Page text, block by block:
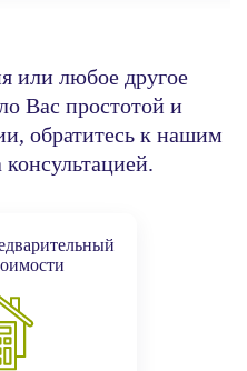
или любое другое
Вас простотой и
обратитесь к нашим